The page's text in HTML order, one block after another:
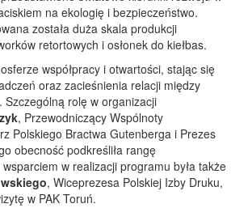
na ekologię i bezpieczeństwo.
została duża skala produkcji
retortowych i osłonek do kiełbas.
współpracy i otwartości, stając się
oraz zacieśnienia relacji między
rolę w organizacji
, Przewodniczący Wspólnoty
Polskiego Bractwa Gutenberga i Prezes
obecność podkreśliła rangę
w realizacji programu była także
, Wiceprezesa Polskiej Izby Druku,
w PAK Toruń.